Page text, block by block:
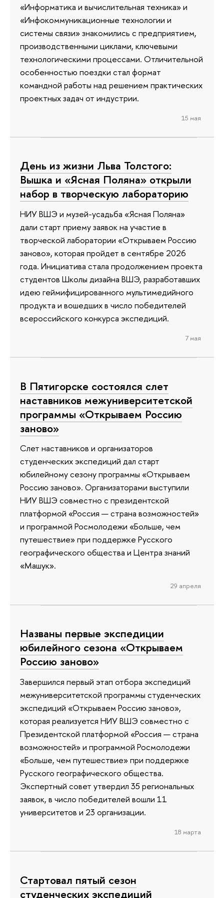
«Информатика и вычислительная техника» и
«Инфокоммуникационные технологии и
системы связи» знакомились с предприятием,
производственными циклами, ключевыми
технологическими процессами. Отличительной
особенностью поездки стал формат
командной работы над решением практических
проектных задач от индустрии.
15 мая
День из жизни Льва Толстого:
Вышка и «Ясная Поляна» открыли
набор в творческую лабораторию
НИУ ВШЭ и музей-усадьба «Ясная Поляна»
дали старт приему заявок на участие в
творческой лаборатории «Открываем Россию
заново», которая пройдет в сентябре 2026
года. Инициатива стала продолжением проекта
студентов Школы дизайна ВШЭ, разработавших
идею геймифицированного мультимедийного
продукта и вошедших в число победителей
всероссийского конкурса экспедиций.
7 мая
В Пятигорске состоялся слет
наставников межуниверситетской
программы «Открываем Россию
заново»
Слет наставников и организаторов
студенческих экспедиций дал старт
юбилейному сезону программы «Открываем
Россию заново». Организаторами выступили
НИУ ВШЭ совместно с президентской
платформой «Россия — страна возможностей»
и программой Росмолодежи «Больше, чем
путешествие» при поддержке Русского
географического общества и Центра знаний
«Машук».
29 апреля
Названы первые экспедиции
юбилейного сезона «Открываем
Россию заново»
Завершился первый этап отбора экспедиций
межуниверситетской программы студенческих
экспедиций «Открываем Россию заново»,
которая реализуется НИУ ВШЭ совместно с
Президентской платформой «Россия — страна
возможностей» и программой Росмолодежи
«Больше, чем путешествие» при поддержке
Русского географического общества.
Экспертный совет утвердил 35 региональных
заявок, в число победителей вошли 11
университетов и 23 организации.
18 марта
Стартовал пятый сезон
студенческих экспедиций